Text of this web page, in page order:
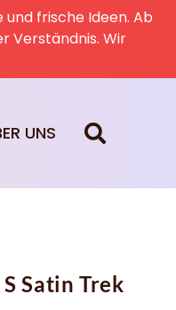
und frische Ideen. Ab
Verständnis. Wir
UNS
Satin Trek